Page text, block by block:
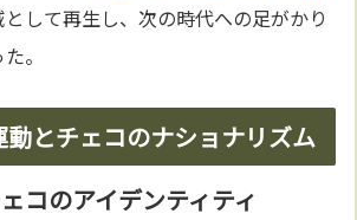
して再生し、次の時代への足がかり
。
動とチェコのナショナリズム
コのアイデンティティ